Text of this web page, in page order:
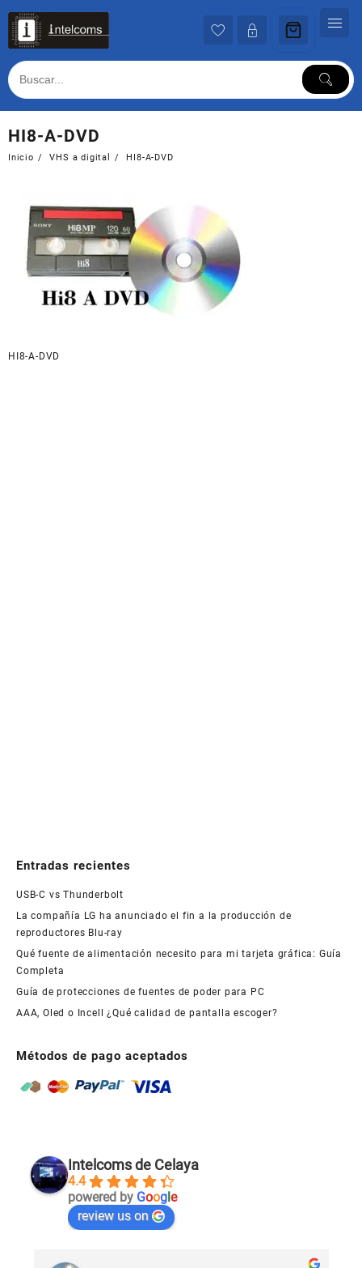
contenido
HI8-A-DVD
Inicio VHS a digital HI8-A-DVD
HI8-A-DVD
Entradas recientes
USB-C vs Thunderbolt
La compañía LG ha anunciado el fin a la producción de
reproductores Blu-ray
Qué fuente de alimentación necesito para mi tarjeta gráfica: Guía
Completa
Guía de protecciones de fuentes de poder para PC
AAA, Oled o Incell ¿Qué calidad de pantalla escoger?
Métodos de pago aceptados
Intelcoms de Celaya
4.4
powered by Google
review us on